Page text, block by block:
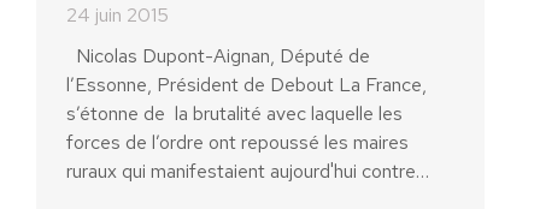
24 juin 2015
Nicolas Dupont-Aignan, Député de
l’Essonne, Président de Debout La France,
s’étonne de la brutalité avec laquelle les
forces de l’ordre ont repoussé les maires
ruraux qui manifestaient aujourd'hui contre…